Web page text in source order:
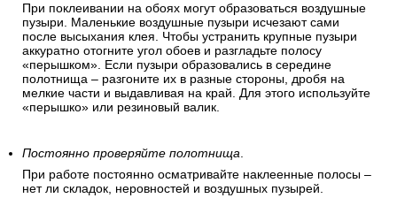
При поклеивании на обоях могут образоваться воздушные
пузыри. Маленькие воздушные пузыри исчезают сами
после высыхания клея. Чтобы устранить крупные пузыри
аккуратно отогните угол обоев и разгладьте полосу
«перышком». Если пузыри образовались в середине
полотнища – разгоните их в разные стороны, дробя на
мелкие части и выдавливая на край. Для этого используйте
«перышко» или резиновый валик.
Постоянно проверяйте полотнища.
При работе постоянно осматривайте наклеенные полосы –
нет ли складок, неровностей и воздушных пузырей.